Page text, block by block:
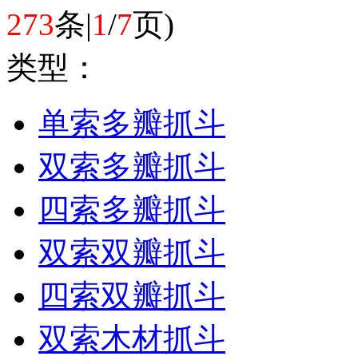
273条|1/7页)
类型：
单索多瓣抓斗
双索多瓣抓斗
四索多瓣抓斗
双索双瓣抓斗
四索双瓣抓斗
双索木材抓斗